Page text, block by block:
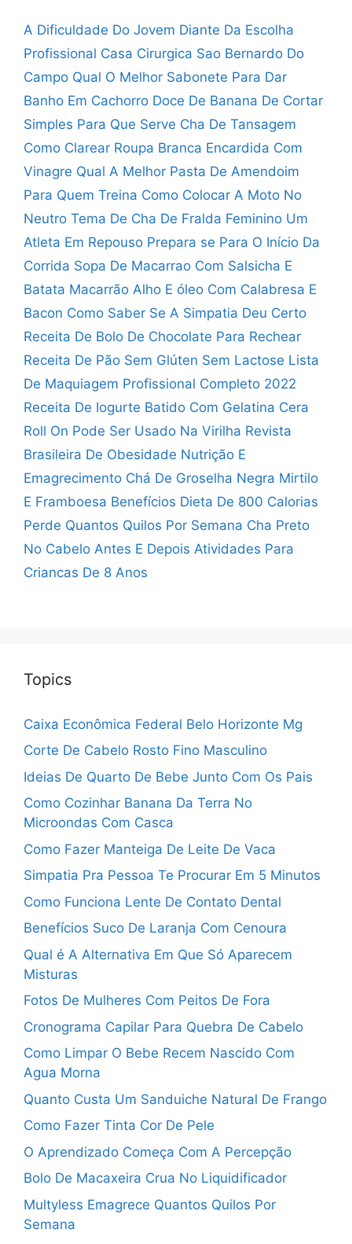
A Dificuldade Do Jovem Diante Da Escolha
Profissional Casa Cirurgica Sao Bernardo Do
Campo Qual O Melhor Sabonete Para Dar
Banho Em Cachorro Doce De Banana De Cortar
Simples Para Que Serve Cha De Tansagem
Como Clarear Roupa Branca Encardida Com
Vinagre Qual A Melhor Pasta De Amendoim
Para Quem Treina Como Colocar A Moto No
Neutro Tema De Cha De Fralda Feminino Um
Atleta Em Repouso Prepara se Para O Início Da
Corrida Sopa De Macarrao Com Salsicha E
Batata Macarrão Alho E óleo Com Calabresa E
Bacon Como Saber Se A Simpatia Deu Certo
Receita De Bolo De Chocolate Para Rechear
Receita De Pão Sem Glúten Sem Lactose Lista
De Maquiagem Profissional Completo 2022
Receita De Iogurte Batido Com Gelatina Cera
Roll On Pode Ser Usado Na Virilha Revista
Brasileira De Obesidade Nutrição E
Emagrecimento Chá De Groselha Negra Mirtilo
E Framboesa Benefícios Dieta De 800 Calorias
Perde Quantos Quilos Por Semana Cha Preto
No Cabelo Antes E Depois Atividades Para
Criancas De 8 Anos
Topics
Caixa Econômica Federal Belo Horizonte Mg
Corte De Cabelo Rosto Fino Masculino
Ideias De Quarto De Bebe Junto Com Os Pais
Como Cozinhar Banana Da Terra No
Microondas Com Casca
Como Fazer Manteiga De Leite De Vaca
Simpatia Pra Pessoa Te Procurar Em 5 Minutos
Como Funciona Lente De Contato Dental
Benefícios Suco De Laranja Com Cenoura
Qual é A Alternativa Em Que Só Aparecem
Misturas
Fotos De Mulheres Com Peitos De Fora
Cronograma Capilar Para Quebra De Cabelo
Como Limpar O Bebe Recem Nascido Com
Agua Morna
Quanto Custa Um Sanduiche Natural De Frango
Como Fazer Tinta Cor De Pele
O Aprendizado Começa Com A Percepção
Bolo De Macaxeira Crua No Liquidificador
Multyless Emagrece Quantos Quilos Por
Semana